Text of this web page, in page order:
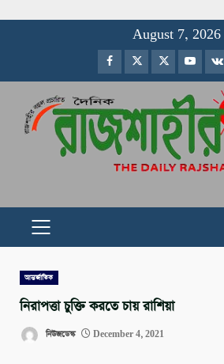
August 7, 2026
Facebook
TwitterInstagram
Youtube
VK
PRIMARY
আন্তর্জাতিক
নিরাপত্তা চুক্তি করতে চায় রাশিয়া
নিউজডেস্ক December 4, 2021